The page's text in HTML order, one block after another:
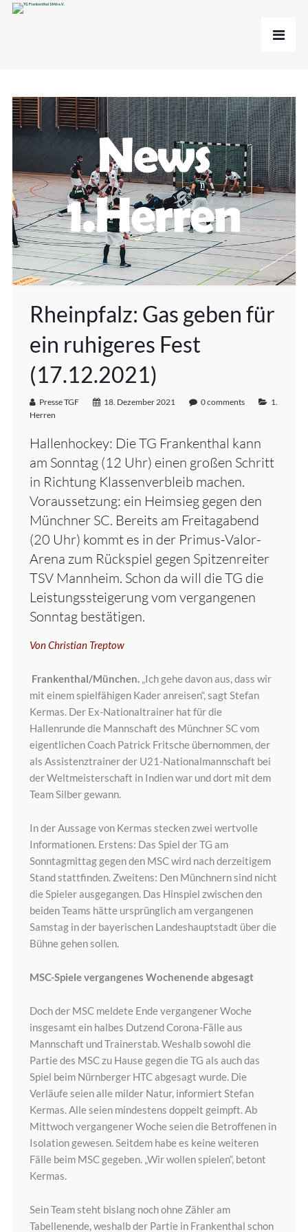
Rheinpfalz: Gas geben für
ein ruhigeres Fest
(17.12.2021)
Presse TGF 18. Dezember 2021 0 comments
1.
Herren
Hallenhockey: Die TG Frankenthal kann
am Sonntag (12 Uhr) einen großen Schritt
in Richtung Klassenverbleib machen.
Voraussetzung: ein Heimsieg gegen den
Münchner SC. Bereits am Freitagabend
(20 Uhr) kommt es in der Primus-Valor-
Arena zum Rückspiel gegen Spitzenreiter
TSV Mannheim. Schon da will die TG die
Leistungssteigerung vom vergangenen
Sonntag bestätigen.
Von Christian Treptow
Frankenthal/München.„Ich gehe davon aus, dass wir
mit einem spielfähigen Kader anreisen“, sagt Stefan
Kermas. Der Ex-Nationaltrainer hat für die
Hallenrunde die Mannschaft des Münchner SC vom
eigentlichen Coach Patrick Fritsche übernommen, der
als Assistenztrainer der U21-Nationalmannschaft bei
der Weltmeisterschaft in Indien war und dort mit dem
Team Silber gewann.
In der Aussage von Kermas stecken zwei wertvolle
Informationen. Erstens: Das Spiel der TG am
Sonntagmittag gegen den MSC wird nach derzeitigem
Stand stattfinden. Zweitens: Den Münchnern sind nicht
die Spieler ausgegangen. Das Hinspiel zwischen den
beiden Teams hätte ursprünglich am vergangenen
Samstag in der bayerischen Landeshauptstadt über die
Bühne gehen sollen.
MSC-Spiele vergangenes Wochenende abgesagt
Doch der MSC meldete Ende vergangener Woche
insgesamt ein halbes Dutzend Corona-Fälle aus
Mannschaft und Trainerstab. Weshalb sowohl die
Partie des MSC zu Hause gegen die TG als auch das
Spiel beim Nürnberger HTC abgesagt wurde. Die
Verläufe seien alle milder Natur, informiert Stefan
Kermas. Alle seien mindestens doppelt geimpft. Ab
Mittwoch vergangener Woche seien die Betroffenen in
Isolation gewesen. Seitdem habe es keine weiteren
Fälle beim MSC gegeben. „Wir wollen spielen“, betont
Kermas.
Sein Team steht bislang noch ohne Zähler am
Tabellenende, weshalb der Partie in Frankenthal schon